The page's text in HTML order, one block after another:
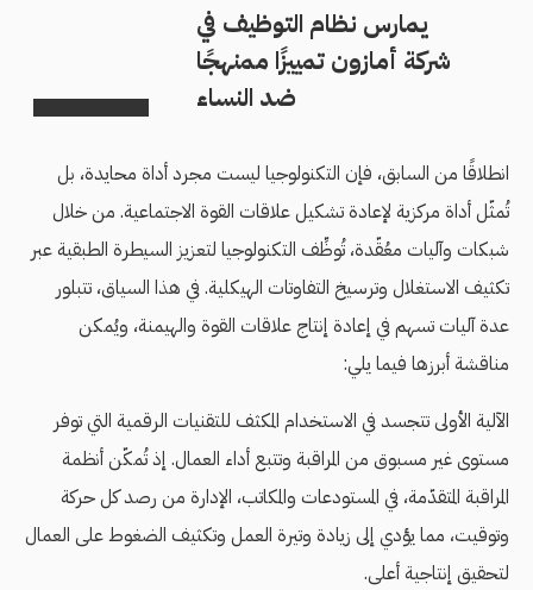
يمارس نظام التوظيف في
شركة أمازون تمييزًا ممنهجًا
ضد النساء
انطلاقًا من السابق، فإن التكنولوجيا ليست مجرد أداة محايدة، بل
تُمثّل أداة مركزية لإعادة تشكيل علاقات القوة الاجتماعية. من خلال
شبكات وآليات معُقّدة، تُوظِّف التكنولوجيا لتعزيز السيطرة الطبقية عبر
تكثيف الاستغلال وترسيخ التفاوتات الهيكلية. في هذا السياق، تتبلور
عدة آليات تسهم في إعادة إنتاج علاقات القوة والهيمنة، ويُمكن
مناقشة أبرزها فيما يلي:
الآلية الأولى تتجسد في الاستخدام المكثف للتقنيات الرقمية التي توفر
مستوى غير مسبوق من المراقبة وتتبع أداء العمال. إذ تُمكّن أنظمة
المراقبة المتقدّمة، في المستودعات والمكاتب، الإدارة من رصد كل حركة
وتوقيت، مما يؤدي إلى زيادة وتيرة العمل وتكثيف الضغوط على العمال
لتحقيق إنتاجية أعلى.